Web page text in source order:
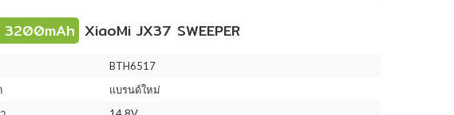
3200mAh XiaoMi JX37 SWEEPER
BTH6517
แบรนด์ใหม่